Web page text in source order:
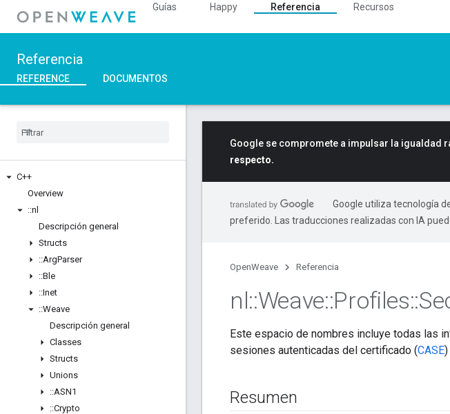
Guías Happy Referencia
Recursos
Referencia
REFERENCE DOCUMENTOS
C++
Overview
::nl
Descripción general
Structs
::ArgParser
::Ble
::Inet
::Weave
Descripción general
Classes
Structs
Unions
::ASN1
::Crypto
Google se compromete a impulsar la igualdad
respecto.
Google utiliza tecnología
preferido. Las traducciones realizadas con IA
OpenWeave Referencia
nl::Weave::Profiles::
Este espacio de nombres incluye todas las
sesiones autenticadas del certificado (CASE
Resumen